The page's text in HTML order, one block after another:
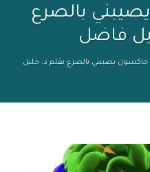
بالصرع
فاضل
جاكسون يصيبني بالصرع بقلم د. خليل